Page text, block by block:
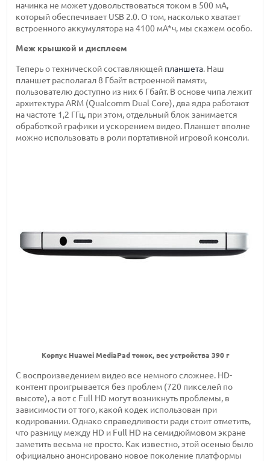
начинка не может удовольствоваться током в 500 мА,
который обеспечивает USB 2.0. О том, насколько хватает
встроенного аккумулятора на 4100 мА*ч, мы скажем особо.
Меж крышкой и дисплеем
Теперь о технической составляющей планшета. Наш
планшет располагал 8 Гбайт встроенной памяти,
пользователю доступно из них 6 Гбайт. В основе чипа лежит
архитектура ARM (Qualcomm Dual Core), два ядра работают
на частоте 1,2 ГГц, при этом, отдельный блок занимается
обработкой графики и ускорением видео. Планшет вполне
можно использовать в роли портативной игровой консоли.
Корпус Huawei MediaPad тонок, вес устройства 390 г
С воспроизведением видео все немного сложнее. HD-
контент проигрывается без проблем (720 пикселей по
высоте), а вот с Full HD могут возникнуть проблемы, в
зависимости от того, какой кодек использован при
кодировании. Однако справедливости ради стоит отметить,
что разницу между HD и Full HD на семидюймовом экране
заметить весьма не просто. Как известно, этой осенью было
официально анонсировано новое поколение платформы